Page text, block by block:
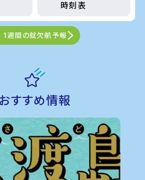
時刻表
1週間の就欠航予報
おすすめ情報